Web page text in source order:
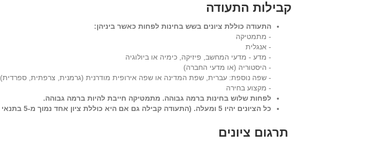
קבילות התעודה
התעודה כוללת ציונים בשש בחינות לפחות כאשר ביניהן:
- מתמטיקה
- אנגלית
- מדע - מדעי המחשב, פיזיקה, כימיה או ביולוגיה
- היסטוריה (או מדעי החברה)
- שפה נוספת: עברית, שפת המדינה או שפה אירופית מודרנית (גרמנית, צרפתית, ספרדית)
- מקצוע בחירה
לפחות שלוש בחינות ברמה גבוהה. מתמטיקה חייבת להיות ברמה גבוהה.
כל הציונים יהיו 5 ומעלה. (התעודה קבילה גם אם היא כוללת ציון אחד נמוך מ-5 בתנאי שהממוצע גבוה מ-5.
תרגום ציונים